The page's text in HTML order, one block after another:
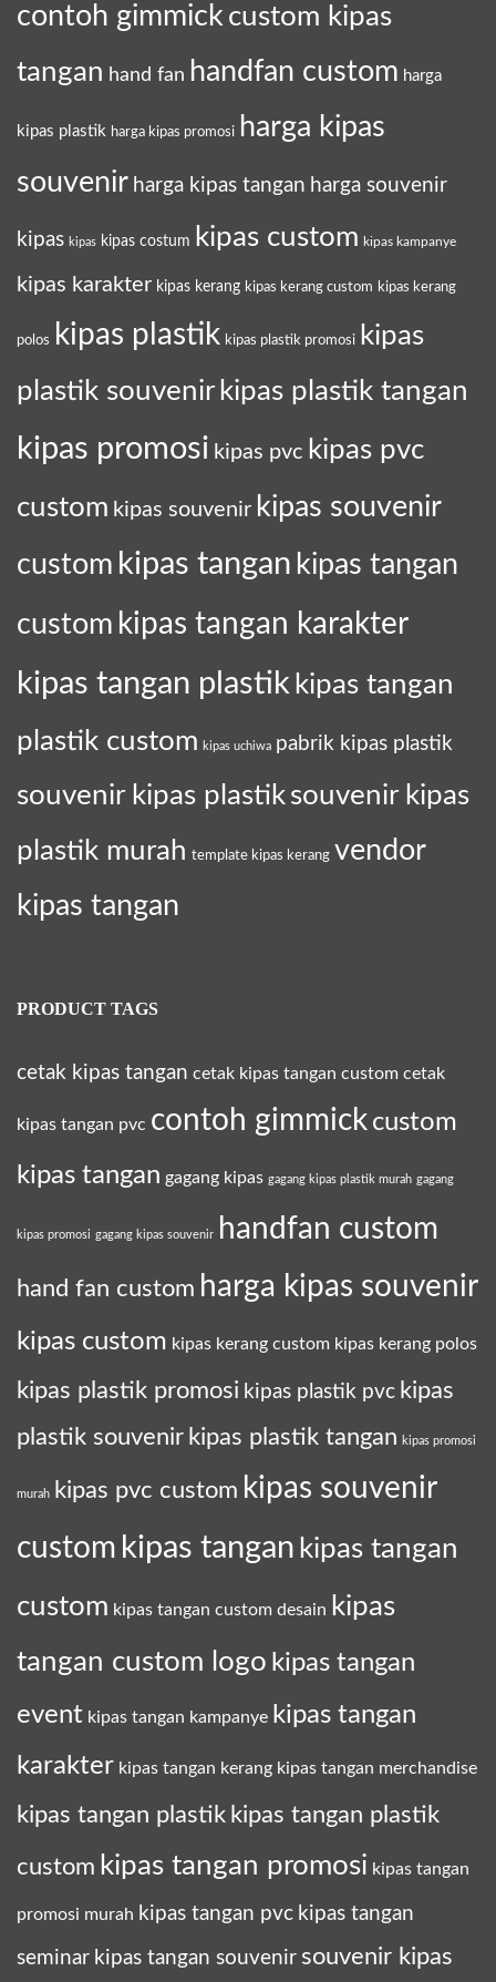
contoh gimmick custom kipas
tangan hand fan handfan custom harga
kipas plastik harga kipas promosi
harga kipas
souvenir harga kipas tangan harga souvenir
kipas kipas kipas costum kipas custom kipas kampanye
kipas karakter kipas kerang kipas kerang custom kipas kerang
polos kipas plastik kipas plastik promosi
kipas
plastik souvenir kipas plastik tangan
kipas promosi kipas pvc kipas pvc
custom kipas souvenir kipas souvenir
custom kipas tangan kipas tangan
custom kipas tangan karakter
kipas tangan plastik kipas tangan
plastik custom kipas uchiwa pabrik kipas plastik
souvenir kipas plastiksouvenir kipas
plastik murah template kipas kerang vendor
kipas tangan
PRODUCT TAGS
cetak kipas tangan cetak kipas tangan custom cetak
kipas tangan pvc contoh gimmick custom
kipas tangan gagang kipas gagang kipas plastik murah gagang
kipas promosi gagang kipas souvenir handfan custom
hand fan custom harga kipas souvenir
kipas custom kipas kerang custom kipas kerang polos
kipas plastik promosi kipas plastik pvc kipas
plastik souvenir kipas plastik tangan kipas promosi
murah kipas pvc custom kipas souvenir
custom kipas tangan kipas tangan
custom kipas tangan custom desain kipas
tangan custom logo kipas tangan
event kipas tangan kampanye kipas tangan
karakter kipas tangan kerang kipas tangan merchandise
kipas tangan plastik kipas tangan plastik
custom kipas tangan promosi kipas tangan
promosi murah kipas tangan pvc kipas tangan
seminar kipas tangan souvenir souvenir kipas